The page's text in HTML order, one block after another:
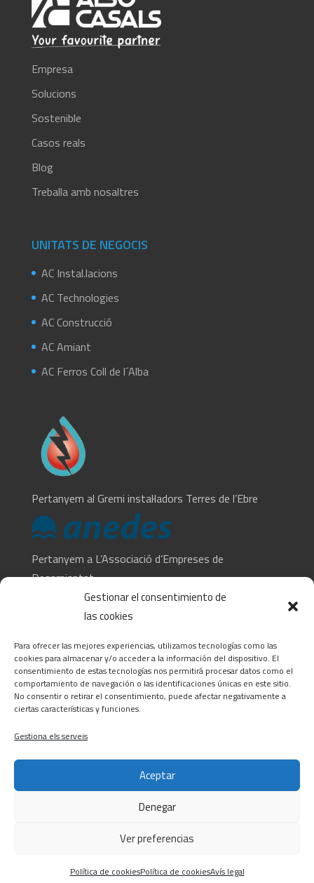
Gestionar el consentimiento de
las cookies
Para ofrecer las mejores experiencias, utilizamos tecnologías como las
cookies para almacenar y/o acceder a la información del dispositivo. El
consentimiento de estas tecnologías nos permitirá procesar datos como el
comportamiento de navegación o las identificaciones únicas en este sitio.
No consentir o retirar el consentimiento, puede afectar negativamente a
ciertas características y funciones.
Gestiona els serveis
Aceptar
Denegar
Ver preferencias
Política de cookiesPolítica de cookiesAvís legal
Empresa
Solucions
Sostenible
Casos reals
Blog
Treballa amb nosaltres
UNITATS DE NEGOCIS
AC Instal.lacions
AC Technologies
AC Construcció
AC Amiant
AC Ferros Coll de l´Alba
Pertanyem al Gremi instal·ladors Terres de l’Ebre
Pertanyem a L’Associació d’Empreses de
Desamiantat
CONTACTA
C/ Barcelona, 74 – Tortosa 43500
T 977445339 / M 607333789
info@alsocasals.com
Política de cookies
Canal ètic
Developed byGLOBALS